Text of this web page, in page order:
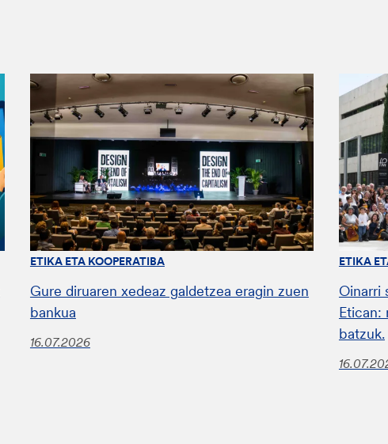
ETIKA ETA KOOPERATIBA
Gure diruaren xedeaz galdetzea eragin zuen
bankua
16.07.2026
ETIKA
Oinarri
Etican:
batzuk.